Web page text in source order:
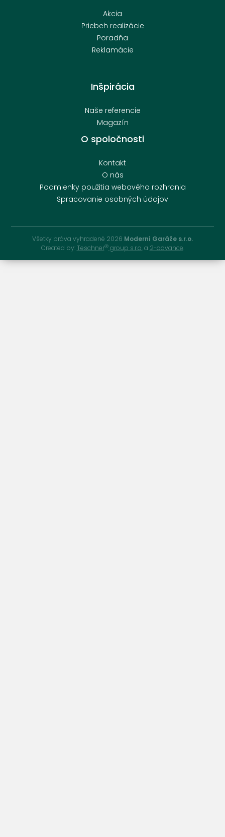
Akcia
Priebeh realizácie
Poradňa
Reklamácie
Inšpirácia
Naše referencie
Magazín
O spoločnosti
Kontakt
O nás
Podmienky použitia webového rozhrania
Spracovanie osobných údajov
Všetky práva vyhradené 2026 Moderní Garáže s.r.o.
Created by: TeschnerⓇgroup s.r.o.a 2-advance.